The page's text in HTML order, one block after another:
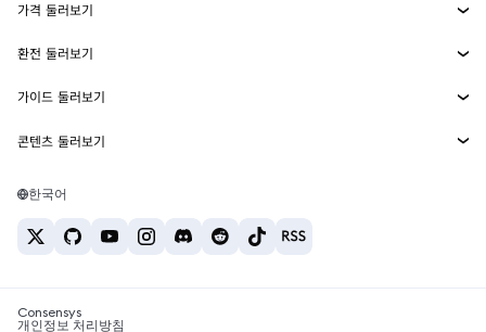
MetaMask Connect
Snaps
웹3 서비스
보안
고객 지원
채용
가격 둘러보기
이더리움 가격
솔라나 가격
테더 가격
환전 둘러보기
ETH를 USD로 환전
USDT를 INR로 환전
BTC를 INR로 환전
ETH를 USDT로 환전
가이드 둘러보기
ETH 매수
USDT 매수
SHIB 매수
콘텐츠 둘러보기
솔라나 지갑
암호화폐 세금 뉴스
한국어
Consensys
개인정보 처리방침